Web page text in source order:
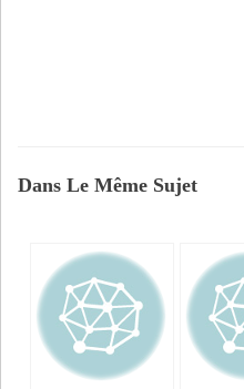
Dans Le Même Sujet